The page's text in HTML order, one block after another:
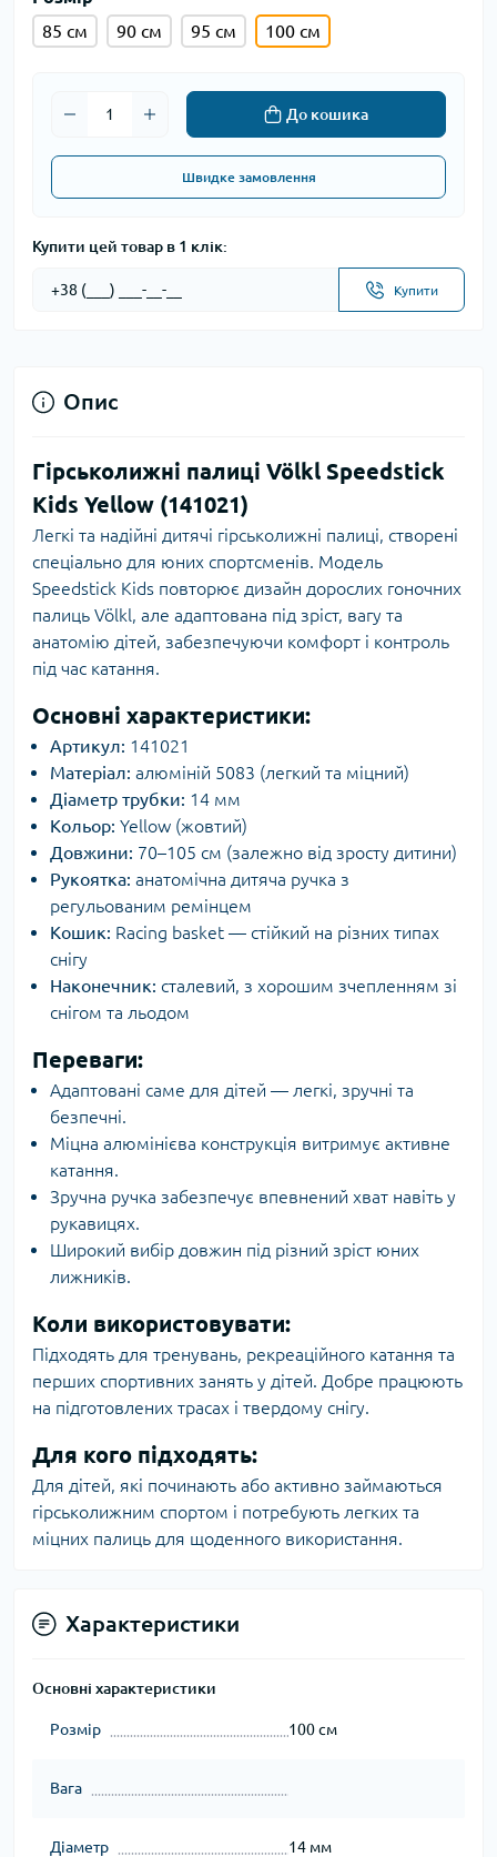
85 см
90 см 95 см 100 см
До кошика
Швидке замовлення
Купити цей товар в 1 клік:
Купити
Опис
Гірськолижні палиці Völkl Speedstick
Kids Yellow (141021)
Легкі та надійні дитячі гірськолижні палиці, створені
спеціально для юних спортсменів. Модель
Speedstick Kids повторює дизайн дорослих гоночних
палиць Völkl, але адаптована під зріст, вагу та
анатомію дітей, забезпечуючи комфорт і контроль
під час катання.
Основні характеристики:
Артикул: 141021
Матеріал: алюміній 5083 (легкий та міцний)
Діаметр трубки: 14 мм
Кольор: Yellow (жовтий)
Довжини: 70–105 см (залежно від зросту дитини)
Рукоятка: анатомічна дитяча ручка з
регульованим ремінцем
Кошик: Racing basket — стійкий на різних типах
снігу
Наконечник: сталевий, з хорошим зчепленням зі
снігом та льодом
Переваги:
Адаптовані саме для дітей — легкі, зручні та
безпечні.
Міцна алюмінієва конструкція витримує активне
катання.
Зручна ручка забезпечує впевнений хват навіть у
рукавицях.
Широкий вибір довжин під різний зріст юних
лижників.
Коли використовувати:
Підходять для тренувань, рекреаційного катання та
перших спортивних занять у дітей. Добре працюють
на підготовлених трасах і твердому снігу.
Для кого підходять:
Для дітей, які починають або активно займаються
гірськолижним спортом і потребують легких та
міцних палиць для щоденного використання.
Характеристики
Основні характеристики
Розмір 100 см
Вага
Діаметр 14 мм